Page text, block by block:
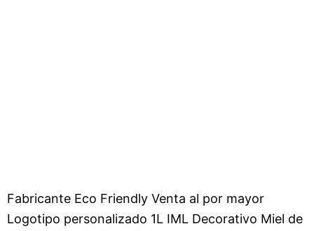
Fabricante Eco Friendly Venta al por mayor
Logotipo personalizado 1L IML Decorativo Miel de